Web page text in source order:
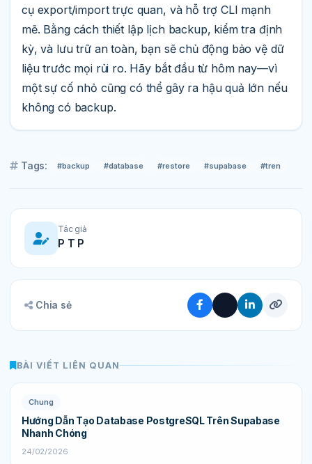
cụ export/import trực quan, và hỗ trợ CLI mạnh
mẽ. Bằng cách thiết lập lịch backup, kiểm tra định
kỳ, và lưu trữ an toàn, bạn sẽ chủ động bảo vệ dữ
liệu trước mọi rủi ro. Hãy bắt đầu từ hôm nay—vì
một sự cố nhỏ cũng có thể gây ra hậu quả lớn nếu
không có backup.
Tags: #backup #database #restore #supabase #tren
Tác giả
P T P
Chia sẻ
BÀI VIẾT LIÊN QUAN
Chung
Hướng Dẫn Tạo Database PostgreSQL Trên Supabase
Nhanh Chóng
24/02/2026